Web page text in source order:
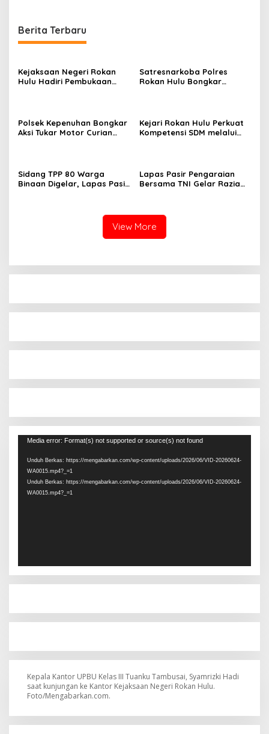
Berita Terbaru
Kejaksaan Negeri Rokan
Hulu Hadiri Pembukaan
Satresnarkoba Polres
Rokan Hulu Bongkar
Polsek Kepenuhan Bongkar
Aksi Tukar Motor Curian
Kejari Rokan Hulu Perkuat
Kompetensi SDM melalui
Sidang TPP 80 Warga
Binaan Digelar, Lapas Pasir
Lapas Pasir Pengaraian
Bersama TNI Gelar Razia
View More
Pemutar
Media error: Format(s) not supported or source(s) not found
Unduh Berkas: https://mengabarkan.com/wp-content/uploads/2026/06/VID-20260624-
WA0015.mp4?_=1
Unduh Berkas: https://mengabarkan.com/wp-content/uploads/2026/06/VID-20260624-
WA0015.mp4?_=1
Kepala Kantor UPBU Kelas III Tuanku Tambusai, Syamrizki Hadi
saat kunjungan ke Kantor Kejaksaan Negeri Rokan Hulu.
Foto/Mengabarkan.com.